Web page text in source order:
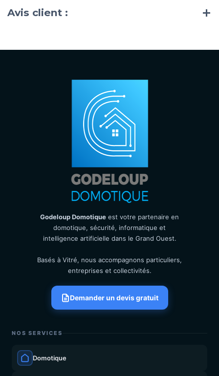
Avis client :
Godeloup Domotique est votre partenaire en
domotique, sécurité, informatique et
intelligence artificielle dans le Grand Ouest.
Basés à Vitré, nous accompagnons particuliers,
entreprises et collectivités.
Demander un devis gratuit
NOS SERVICES
Domotique